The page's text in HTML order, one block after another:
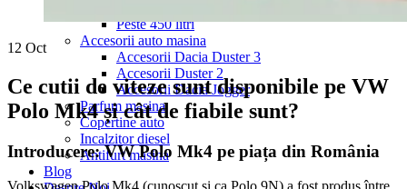
Peste 450 litri
Accesorii auto masina
Accesorii Dacia Duster 3
Accesorii Duster 2
Accesorii Dacia Jogger
Parfum masina
Copertine auto
Incalzitor diesel
Antifurt masina
Blog
12 Oct
Ce cutii de viteze sunt disponibile pe VW
Polo Mk4 și cât de fiabile sunt?
Introducere: VW Polo Mk4 pe piața din România